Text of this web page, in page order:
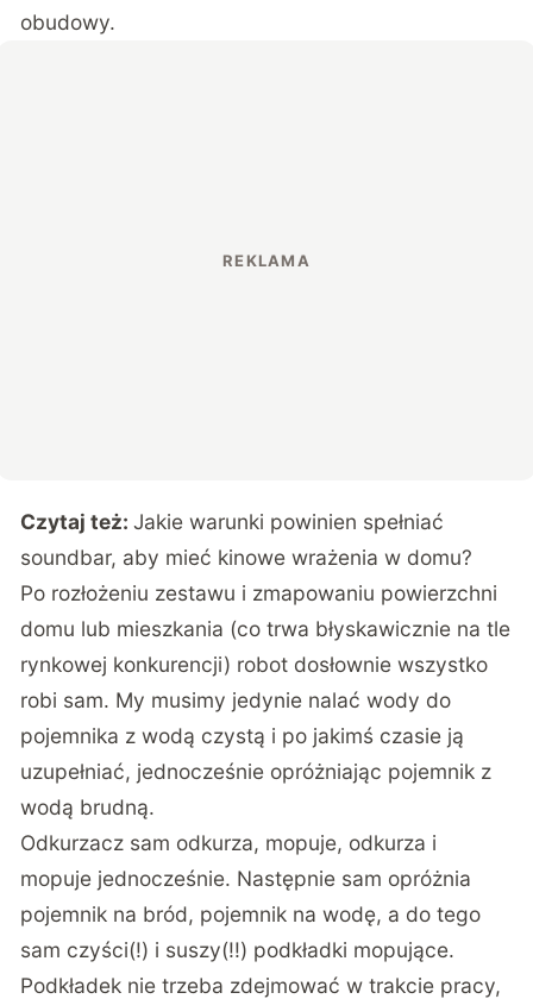
obudowy.
Czytaj też:Jakie warunki powinien spełniać
soundbar, aby mieć kinowe wrażenia w domu?
Po rozłożeniu zestawu i zmapowaniu powierzchni
domu lub mieszkania (co trwa błyskawicznie na tle
rynkowej konkurencji) robot dosłownie wszystko
robi sam. My musimy jedynie nalać wody do
pojemnika z wodą czystą i po jakimś czasie ją
uzupełniać, jednocześnie opróżniając pojemnik z
wodą brudną.
Odkurzacz sam odkurza, mopuje, odkurza i
mopuje jednocześnie. Następnie sam opróżnia
pojemnik na bród, pojemnik na wodę, a do tego
sam czyści(!) i suszy(!!) podkładki mopujące.
Podkładek nie trzeba zdejmować w trakcie pracy,